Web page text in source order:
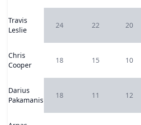
Travis
Leslie
24 22 20
Chris
Cooper
18 15 10
Darius
Pakamanis
18 11 12